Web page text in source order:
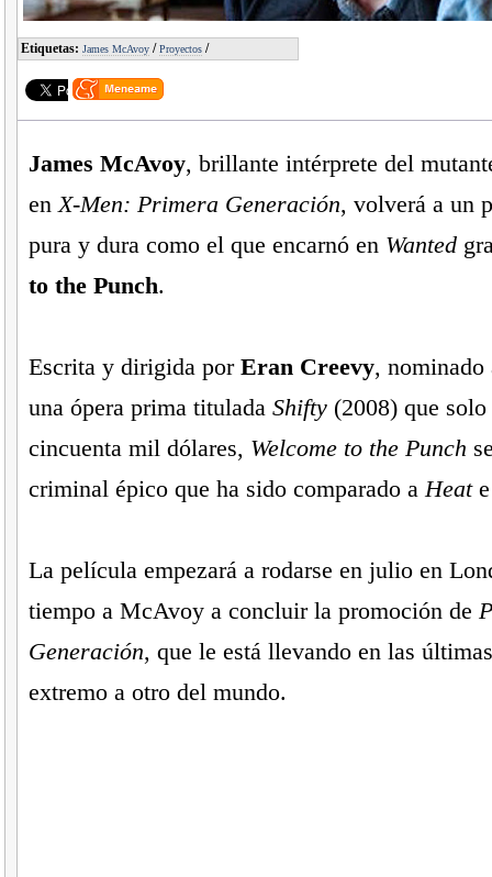
Etiquetas: James McAvoy/Proyectos/
James McAvoy, brillante intérprete del
enX-Men: Primera Generación, volverá a un
pura y dura como el que encarnó en Wanted
to the Punch.
Escrita y dirigida por Eran Creevy,
una ópera prima titulada Shifty(2008) que solo
cincuenta mil dólares, Welcome to the Punch
criminal épico que ha sido comparado aHeat
La película empezará a rodarse en julio en
tiempo a McAvoy a concluir la promoción de
Generación, que le está llevando en las
extremo a otro del mundo.